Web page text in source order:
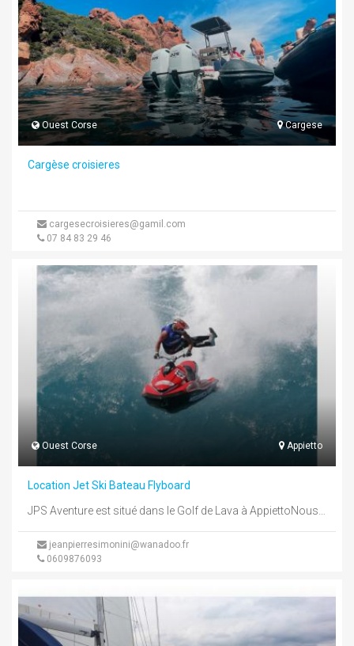
Ouest Corse Cargese
Cargèse croisieres
cargesecroisieres@gamil.com
07 84 83 29 46
Ouest Corse Appietto
Location Jet Ski Bateau Flyboard
jeanpierresimonini@wanadoo.fr
0609876093